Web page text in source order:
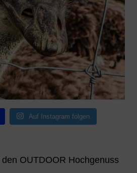
Auf Instagram folgen
OUTDOOR Hochgenuss